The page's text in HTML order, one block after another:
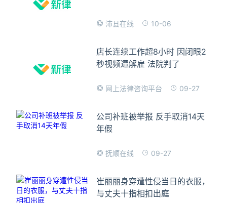
沛县在线 10-06
店长连续工作超8小时 因闭眼2
秒视频遭解雇 法院判了
网上法律咨询平台 09-27
公司补班被举报 反手取消14天
年假
抚顺在线 09-27
崔丽丽身穿遭性侵当日的衣服，
与丈夫十指相扣出庭